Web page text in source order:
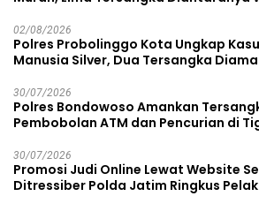
02/08/2026
Polres Probolinggo Kota Ungkap
Manusia Silver, Dua Tersangka
30/07/2026
Polres Bondowoso Amankan
Pembobolan ATM dan Pencurian di
30/07/2026
Promosi Judi Online Lewat Website
Ditressiber Polda Jatim Ringkus Pelak